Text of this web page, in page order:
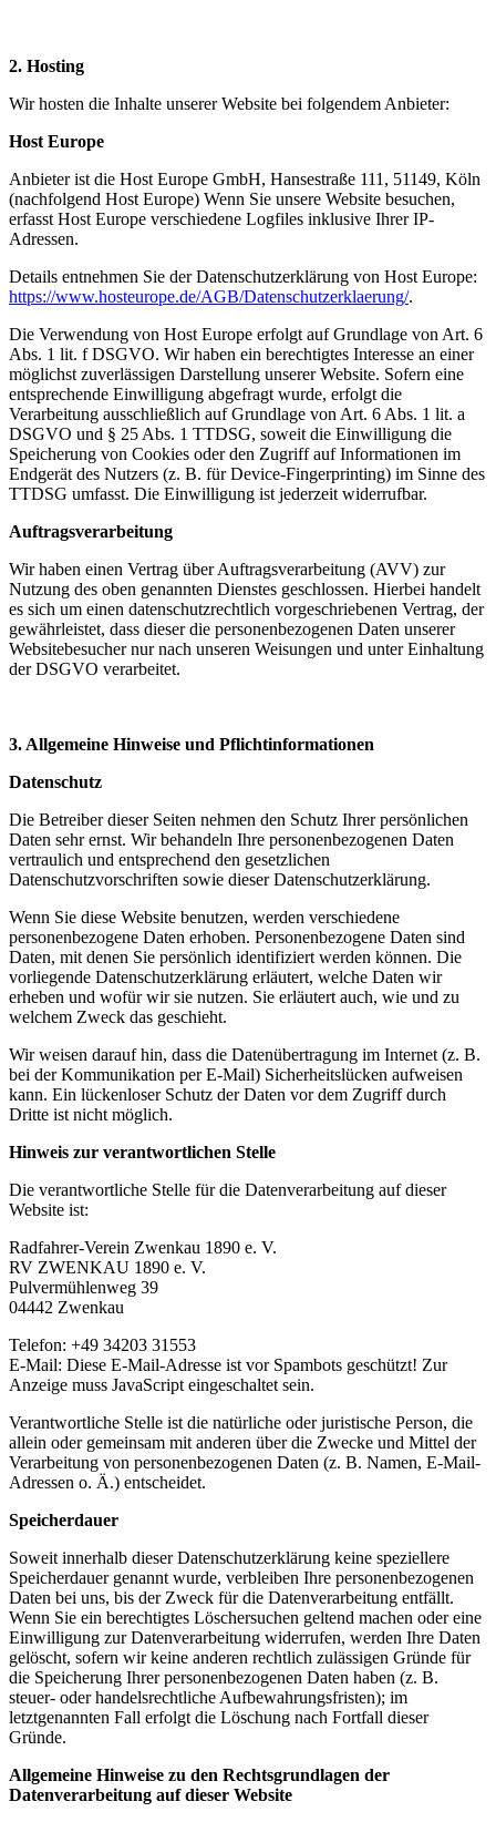
2. Hosting
Wir hosten die Inhalte unserer Website bei folgendem Anbieter:
Host Europe
Anbieter ist die Host Europe GmbH, Hansestraße 111, 51149, Köln
(nachfolgend Host Europe) Wenn Sie unsere Website besuchen,
erfasst Host Europe verschiedene Logfiles inklusive Ihrer IP-
Adressen.
Details entnehmen Sie der Datenschutzerklärung von Host Europe:
https://www.hosteurope.de/AGB/Datenschutzerklaerung/.
Die Verwendung von Host Europe erfolgt auf Grundlage von Art. 6
Abs. 1 lit. f DSGVO. Wir haben ein berechtigtes Interesse an einer
möglichst zuverlässigen Darstellung unserer Website. Sofern eine
entsprechende Einwilligung abgefragt wurde, erfolgt die
Verarbeitung ausschließlich auf Grundlage von Art. 6 Abs. 1 lit. a
DSGVO und § 25 Abs. 1 TTDSG, soweit die Einwilligung die
Speicherung von Cookies oder den Zugriff auf Informationen im
Endgerät des Nutzers (z. B. für Device-Fingerprinting) im Sinne des
TTDSG umfasst. Die Einwilligung ist jederzeit widerrufbar.
Auftragsverarbeitung
Wir haben einen Vertrag über Auftragsverarbeitung (AVV) zur
Nutzung des oben genannten Dienstes geschlossen. Hierbei handelt
es sich um einen datenschutzrechtlich vorgeschriebenen Vertrag, der
gewährleistet, dass dieser die personenbezogenen Daten unserer
Websitebesucher nur nach unseren Weisungen und unter Einhaltung
der DSGVO verarbeitet.
3. Allgemeine Hinweise und Pflicht­informationen
Datenschutz
Die Betreiber dieser Seiten nehmen den Schutz Ihrer persönlichen
Daten sehr ernst. Wir behandeln Ihre personenbezogenen Daten
vertraulich und entsprechend den gesetzlichen
Datenschutzvorschriften sowie dieser Datenschutzerklärung.
Wenn Sie diese Website benutzen, werden verschiedene
personenbezogene Daten erhoben. Personenbezogene Daten sind
Daten, mit denen Sie persönlich identifiziert werden können. Die
vorliegende Datenschutzerklärung erläutert, welche Daten wir
erheben und wofür wir sie nutzen. Sie erläutert auch, wie und zu
welchem Zweck das geschieht.
Wir weisen darauf hin, dass die Datenübertragung im Internet (z. B.
bei der Kommunikation per E-Mail) Sicherheitslücken aufweisen
kann. Ein lückenloser Schutz der Daten vor dem Zugriff durch
Dritte ist nicht möglich.
Hinweis zur verantwortlichen Stelle
Die verantwortliche Stelle für die Datenverarbeitung auf dieser
Website ist:
Radfahrer-Verein Zwenkau 1890 e. V.
RV ZWENKAU 1890 e. V.
Pulvermühlenweg 39
04442 Zwenkau
Telefon: +49 34203 31553
E-Mail: Diese E-Mail-Adresse ist vor Spambots geschützt! Zur
Anzeige muss JavaScript eingeschaltet sein.
Verantwortliche Stelle ist die natürliche oder juristische Person, die
allein oder gemeinsam mit anderen über die Zwecke und Mittel der
Verarbeitung von personenbezogenen Daten (z. B. Namen, E-Mail-
Adressen o. Ä.) entscheidet.
Speicherdauer
Soweit innerhalb dieser Datenschutzerklärung keine speziellere
Speicherdauer genannt wurde, verbleiben Ihre personenbezogenen
Daten bei uns, bis der Zweck für die Datenverarbeitung entfällt.
Wenn Sie ein berechtigtes Löschersuchen geltend machen oder eine
Einwilligung zur Datenverarbeitung widerrufen, werden Ihre Daten
gelöscht, sofern wir keine anderen rechtlich zulässigen Gründe für
die Speicherung Ihrer personenbezogenen Daten haben (z. B.
steuer- oder handelsrechtliche Aufbewahrungsfristen); im
letztgenannten Fall erfolgt die Löschung nach Fortfall dieser
Gründe.
Allgemeine Hinweise zu den Rechtsgrundlagen der
Datenverarbeitung auf dieser Website